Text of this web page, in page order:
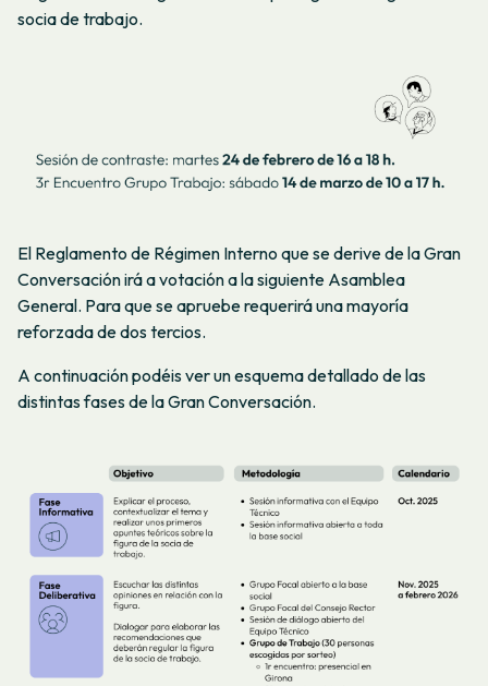
socia de trabajo.
El Reglamento de Régimen Interno que se derive de la Gran
Conversación irá a votación a la siguiente Asamblea
General. Para que se apruebe requerirá una mayoría
reforzada de dos tercios.
A continuación podéis ver un esquema detallado de las
distintas fases de la Gran Conversación.